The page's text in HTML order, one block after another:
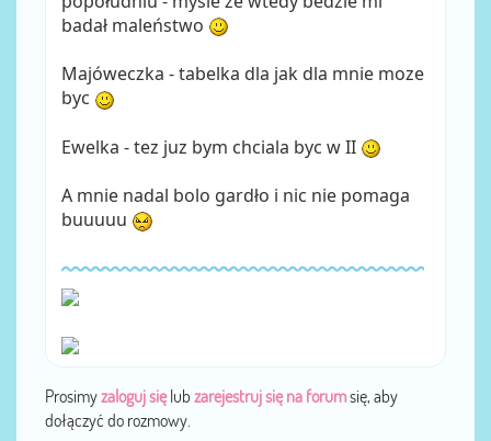
badał maleństwo
Majóweczka - tabelka dla jak dla mnie moze
byc
Ewelka - tez juz bym chciala byc w II
A mnie nadal bolo gardło i nic nie pomaga
buuuuu
Prosimyzaloguj sięlub zarejestruj się na forumsię, aby
dołączyć do rozmowy.